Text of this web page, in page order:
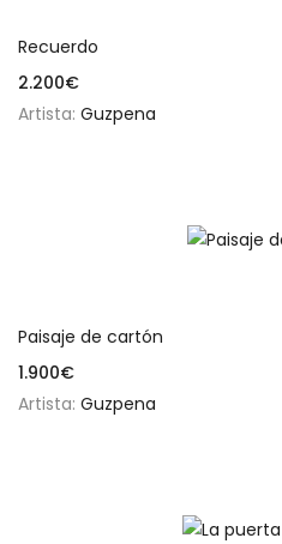
Recuerdo
2.200€
Artista: Guzpena
Paisaje de cartón
1.900€
Artista: Guzpena